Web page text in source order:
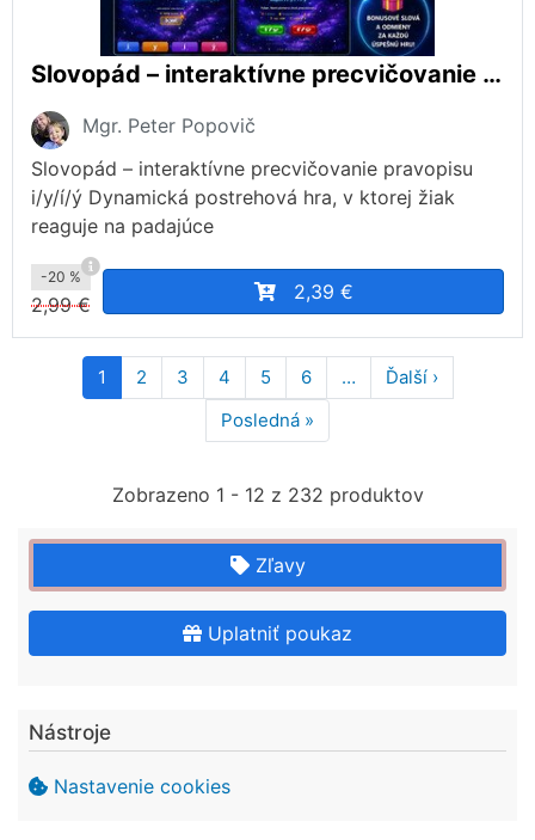
Slovopád – interaktívne precvičovanie pravopisu i/y/í/ý
Mgr. Peter Popovič
Slovopád – interaktívne precvičovanie pravopisu
i/y/í/ý Dynamická postrehová hra, v ktorej žiak
reaguje na padajúce
-20 %
2,99 €
2,39 €
Pagination
1 2 3 4 5 6 … Ďalší ›Ďalšia
strana
Posledná »
strana
Zobrazeno 1 - 12 z 232 produktov
Zľavy
Uplatniť poukaz
Nástroje
Nastavenie cookies